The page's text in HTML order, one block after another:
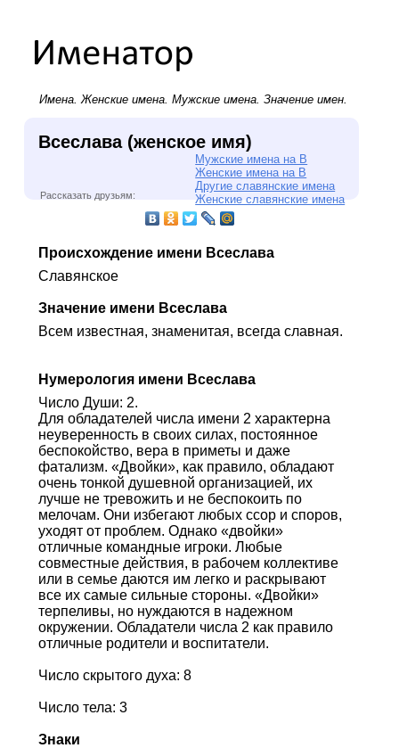
Имена.Женские имена. Мужские имена. Значение имен.
Всеслава (женское имя)
Мужские имена на В
Женские имена на В
Другие славянские имена
Женские славянские имена
Рассказать друзьям:
Происхождение имени Всеслава
Славянское
Значение имени Всеслава
Всем известная, знаменитая, всегда славная.
Нумерология имени Всеслава
Число Души: 2.
Для обладателей числа имени 2 характерна
неуверенность в своих силах, постоянное
беспокойство, вера в приметы и даже
фатализм. «Двойки», как правило, обладают
очень тонкой душевной организацией, их
лучше не тревожить и не беспокоить по
мелочам. Они избегают любых ссор и споров,
уходят от проблем. Однако «двойки»
отличные командные игроки. Любые
совместные действия, в рабочем коллективе
или в семье даются им легко и раскрывают
все их самые сильные стороны. «Двойки»
терпеливы, но нуждаются в надежном
окружении. Обладатели числа 2 как правило
отличные родители и воспитатели.
Число скрытого духа: 8
Число тела: 3
Знаки